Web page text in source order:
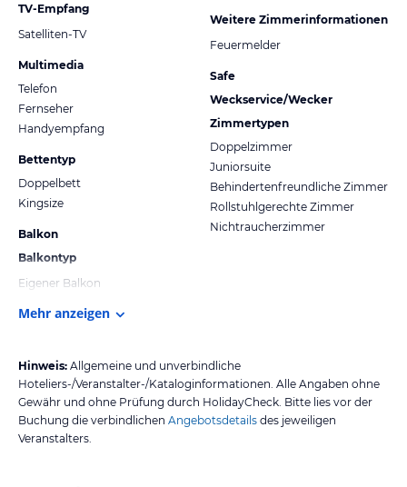
TV-Empfang
Satelliten-TV
Multimedia
Telefon
Fernseher
Handyempfang
Bettentyp
Doppelbett
Kingsize
Balkon
Balkontyp
Eigener Balkon
Weitere Zimmerinformationen
Feuermelder
Safe
Weckservice/Wecker
Zimmertypen
Doppelzimmer
Juniorsuite
Behindertenfreundliche Zimmer
Rollstuhlgerechte Zimmer
Nichtraucherzimmer
Mehr anzeigen
Hinweis: Allgemeine und unverbindliche
Hoteliers-/Veranstalter-/Kataloginformationen. Alle Angaben ohne
Gewähr und ohne Prüfung durch HolidayCheck. Bitte lies vor der
Buchung die verbindlichen Angebotsdetails des jeweiligen
Veranstalters.